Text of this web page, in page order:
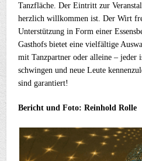
Tanzfläche. Der Eintritt zur
herzlich willkommen ist. Der Wirt
Unterstützung in Form einer
Gasthofs bietet eine vielfältige
mit Tanzpartner oder alleine – jeder
schwingen und neue Leute
sind garantiert!
Bericht und Foto: Reinhold Rolle